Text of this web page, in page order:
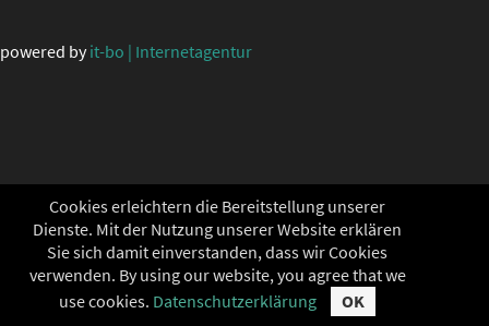
powered byit-bo | Internetagentur
Cookies erleichtern die Bereitstellung unserer
Dienste. Mit der Nutzung unserer Website erklären
Sie sich damit einverstanden, dass wir Cookies
verwenden. By using our website, you agree that we
use cookies. Datenschutzerklärung OK